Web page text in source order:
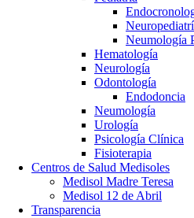
Neumología
Hematología
Neurología
Odontología
Endodoncia
Neumología
Urología
Psicología Clínica
Fisioterapia
Centros de Salud Medisoles
Medisol Madre Teresa
Medisol 12 de Abril
Transparencia